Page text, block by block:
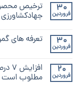
30
فروردین
ترخیص
30
فروردین
تعرفه های گمرکی ۱۴۰۴
20
فروردین مطلوب است